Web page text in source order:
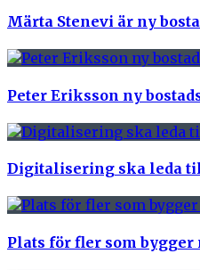
Märta Stenevi är ny
Peter Eriksson ny
Digitalisering ska leda
Plats för fler som bygger